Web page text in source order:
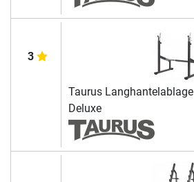
3
Taurus Langhantelablage
Deluxe